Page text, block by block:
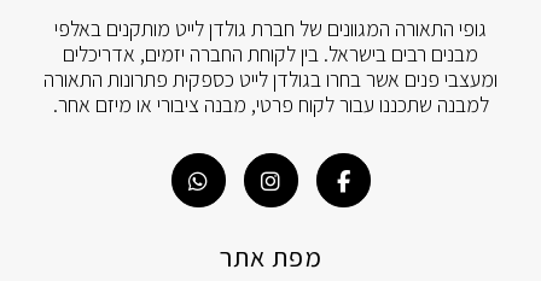
גופי התאורה המגוונים של חברת גולדן לייט מותקנים באלפי
מבנים רבים בישראל. בין לקוחת החברה יזמים, אדריכלים
ומעצבי פנים אשר בחרו בגולדן לייט כספקית פתרונות התאורה
למבנה שתכננו עבור לקוח פרטי, מבנה ציבורי או מיזם אחר.
מפת אתר